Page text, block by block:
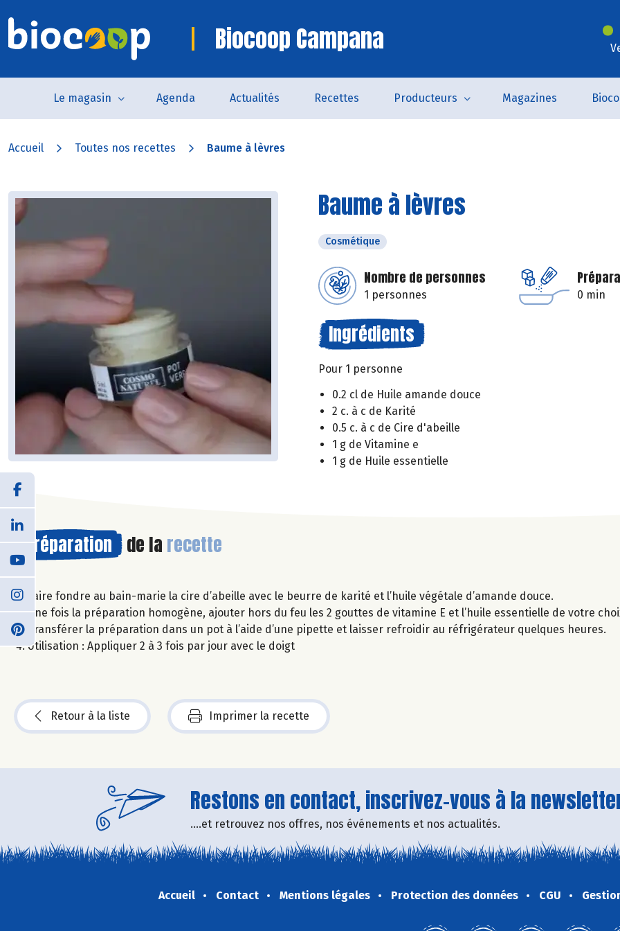
Biocoop Campana
Le magasin Agenda Actualités Recettes Producteurs Magazines
Accueil Toutes nos recettes Baume à lèvres
Baume à lèvres
Cosmétique
Nombre de personnes
1 personnes 0 min
Ingrédients
Pour 1 personne
0.2 cl de Huile amande douce
2 c. à c de Karité
0.5 c. à c de Cire d'abeille
1 g de Vitamine e
1 g de Huile essentielle
Préparation de la recette
Faire fondre au bain-marie la cire d’abeille avec le beurre de karité et l’huile végétale d’amande douce.
Une fois la préparation homogène, ajouter hors du feu les 2 gouttes de vitamine E et l’huile essentielle de votre
Transférer la préparation dans un pot à l’aide d’une pipette et laisser refroidir au réfrigérateur quelques heures.
Utilisation : Appliquer 2 à 3 fois par jour avec le doigt
Retour à la liste Imprimer la recette
Restons en contact, inscrivez-vous à la
....et retrouvez nos offres, nos événements et nos actualités.
Accueil Contact Mentions légales Protection des données CGU